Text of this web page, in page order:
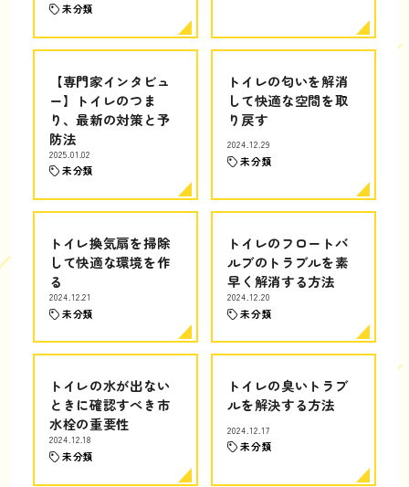
未分類
【専門家インタビュ
ー】トイレのつま
り、最新の対策と予
防法
2025.01.02
未分類
トイレの匂いを解消
して快適な空間を取
り戻す
2024.12.29
未分類
トイレ換気扇を掃除
して快適な環境を作
る
2024.12.21
未分類
トイレのフロートバ
ルブのトラブルを素
早く解消する方法
2024.12.20
未分類
トイレの水が出ない
ときに確認すべき市
水栓の重要性
2024.12.18
未分類
トイレの臭いトラブ
ルを解決する方法
2024.12.17
未分類